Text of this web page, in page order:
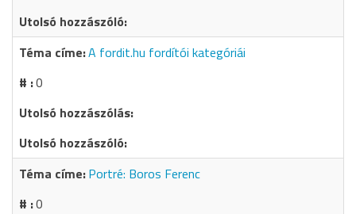
A fordit.hu fordítói kategóriái
0
Portré: Boros Ferenc
0